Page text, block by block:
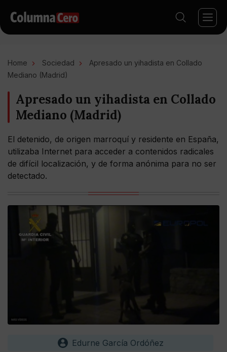
Home Sociedad
Apresado un yihadista en Collado
Mediano (Madrid)
Apresado un yihadista en Collado
Mediano (Madrid)
El detenido, de origen marroquí y residente en España,
utilizaba Internet para acceder a contenidos radicales
de difícil localización, y de forma anónima para no ser
detectado.
Edurne García Ordóñez